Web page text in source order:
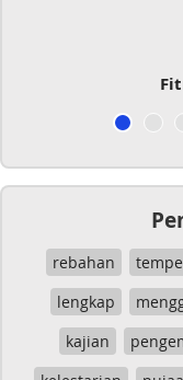
rebahan
lengkap
kajian